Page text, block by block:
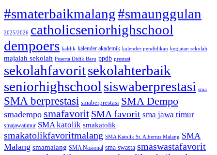
#smaterbaikmalang#smaunggulan
2025/2026 catholicseniorhighschool
dempoers kaldik kalender akademik kalender pendidikan kegiatan sekolah
majalah sekolah Peserta Didik Baru ppdb prestasi
sekolahfavoritsekolahterbaik
seniorhighschool siswaberprestasi sma
SMA berprestasi smaberprestasi SMA Dempo
smadempo smafavorit SMA favorit sma jawa timur
smajawatimur SMA katolik smakatolik
smakatolikfavoritmalang SMA Katolik St. Albertus Malang SMA
Malang smamalang SMA Nasional sma swasta smaswastafavorit